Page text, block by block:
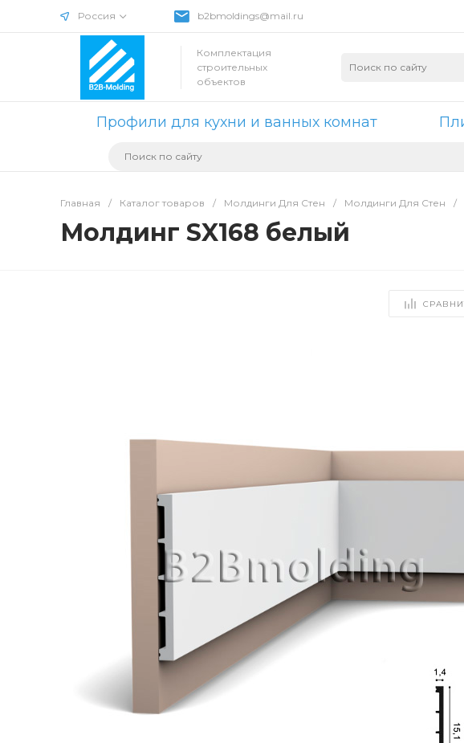
Россия b2bmoldings@mail.ru
Комплектация
строительных
объектов
Профили для кухни и ванных комнат
Главная / Каталог товаров / Молдинги Для Стен / Молдинги Для Стен /
Молдинг SX168 белый